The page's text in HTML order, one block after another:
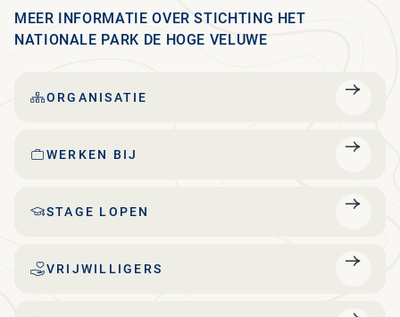
MEER INFORMATIE OVER STICHTING HET
NATIONALE PARK DE HOGE VELUWE
ORGANISATIE
WERKEN BIJ
STAGE LOPEN
VRIJWILLIGERS